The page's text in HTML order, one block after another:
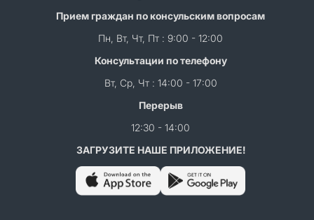
Прием граждан по консульским вопросам
Пн, Вт, Чт, Пт : 9:00 - 12:00
Консультации по телефону
Вт, Ср, Чт : 14:00 - 17:00
Перерыв
12:30 - 14:00
ЗАГРУЗИТЕ НАШЕ ПРИЛОЖЕНИЕ!